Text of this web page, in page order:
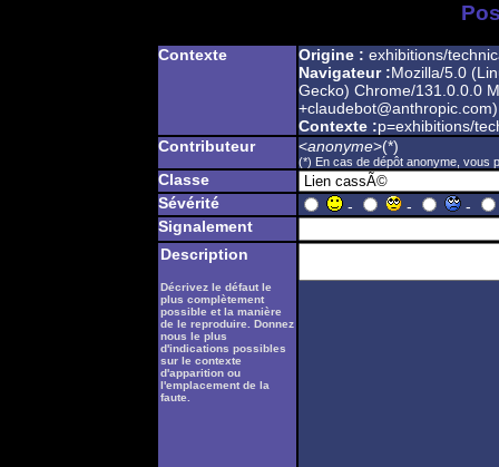
Contexte Origine : exhibitions/
Navigateur :Mozilla/5.0
Gecko) Chrome/131.0.0.0
+claudebot@anthropic.com)
Contexte :p=exhibitions/
Contributeur
<anonyme>(*)
(*) En cas de dépôt anonyme, vous
Classe
Sévérité
- -
-
Signalement
Description
Décrivez le défaut le
plus complètement
possible et la manière
de le reproduire. Donnez
nous le plus
d'indications possibles
sur le contexte
d'apparition ou
l'emplacement de la
faute.